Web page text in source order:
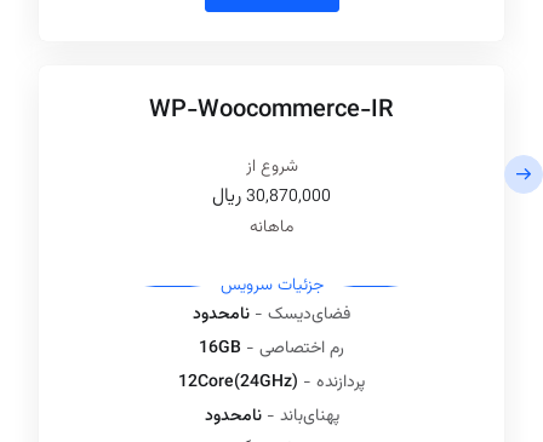
WP-Woocommerce-IR
شروع از
30,870,000ريال
ماهانه
جزئیات سرویس‌
فضای‌دیسک - نامحدود
رم اختصاصی -
پردازنده -
پهنای‌باند - نامحدود